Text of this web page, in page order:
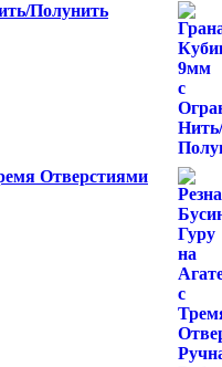
Полунить
Отверстиями